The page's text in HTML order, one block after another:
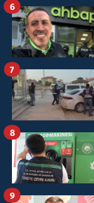
6
7
8
9